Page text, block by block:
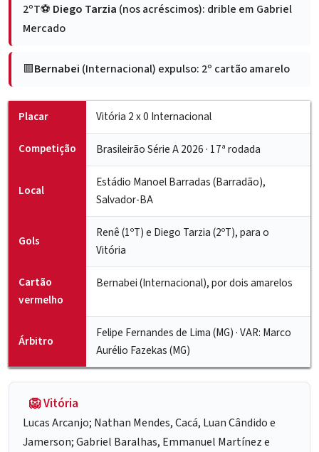
2ºT⚽ Diego Tarzia (nos acréscimos): drible em Gabriel
Mercado
🟥Bernabei (Internacional) expulso: 2º cartão amarelo
Placar Vitória 2 x 0 Internacional
Competição Brasileirão Série A 2026 · 17ª rodada
Local
Estádio Manoel Barradas (Barradão),
Salvador-BA
Gols
Renê (1ºT) e Diego Tarzia (2ºT), para o
Vitória
Cartão
vermelho
Bernabei (Internacional), por dois amarelos
Árbitro
Felipe Fernandes de Lima (MG) · VAR: Marco
Aurélio Fazekas (MG)
🦁 Vitória
Lucas Arcanjo; Nathan Mendes, Cacá, Luan Cândido e
Jamerson; Gabriel Baralhas, Emmanuel Martíneze